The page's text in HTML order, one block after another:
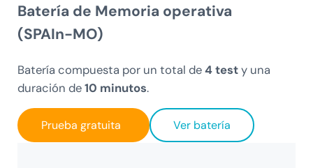
Batería de Memoria operativa
(SPAIn-MO)
Batería compuesta por un total de4 testy una
duración de10 minutos.
Prueba gratuita Ver batería